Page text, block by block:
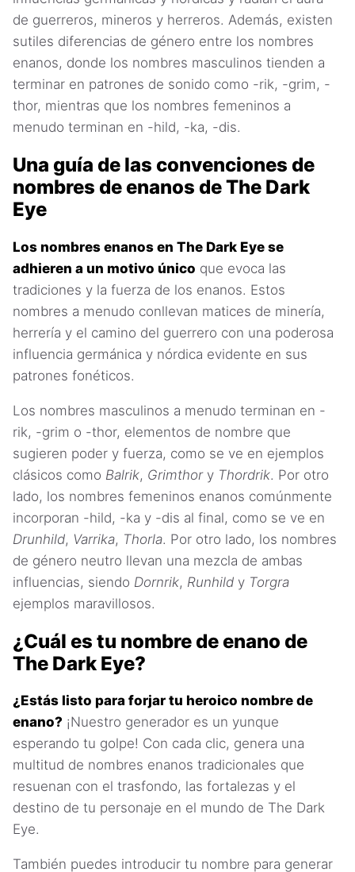
de guerreros, mineros y herreros. Además, existen
sutiles diferencias de género entre los nombres
enanos, donde los nombres masculinos tienden a
terminar en patrones de sonido como -rik, -grim, -
thor, mientras que los nombres femeninos a
menudo terminan en -hild, -ka, -dis.
Una guía de las convenciones de
nombres de enanos de The Dark
Eye
Los nombres enanos en The Dark Eye se
adhieren a un motivo único que evoca las
tradiciones y la fuerza de los enanos. Estos
nombres a menudo conllevan matices de minería,
herrería y el camino del guerrero con una poderosa
influencia germánica y nórdica evidente en sus
patrones fonéticos.
Los nombres masculinos a menudo terminan en -
rik, -grim o -thor, elementos de nombre que
sugieren poder y fuerza, como se ve en ejemplos
clásicos como Balrik, Grimthory Thordrik. Por otro
lado, los nombres femeninos enanos comúnmente
incorporan -hild, -ka y -dis al final, como se ve en
Drunhild, Varrika, Thorla. Por otro lado, los nombres
de género neutro llevan una mezcla de ambas
influencias, siendo Dornrik, Runhild y Torgra
ejemplos maravillosos.
¿Cuál es tu nombre de enano de
The Dark Eye?
¿Estás listo para forjar tu heroico nombre de
enano? ¡Nuestro generador es un yunque
esperando tu golpe! Con cada clic, genera una
multitud de nombres enanos tradicionales que
resuenan con el trasfondo, las fortalezas y el
destino de tu personaje en el mundo de The Dark
Eye.
También puedes introducir tu nombre para generar